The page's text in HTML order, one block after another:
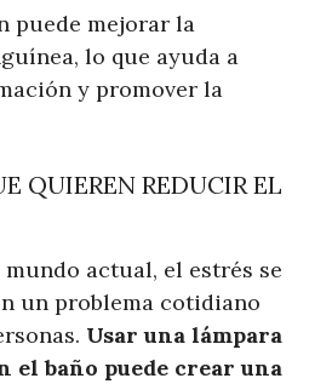
puede mejorar la
lo que ayuda a
y promover la
QUIEREN REDUCIR EL
actual, el estrés se
un problema cotidiano
Usar una lámpara
el baño puede crear una